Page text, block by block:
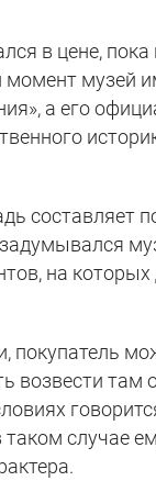
в цене, пока
музей
а его
составляет
на
покупатель
возвести там
случае